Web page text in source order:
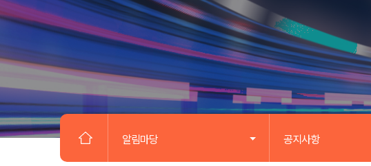
알림마당 공지사항